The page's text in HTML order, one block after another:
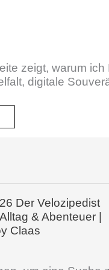
zeigt, warum
digitale
Der Velozipedist
& Abenteuer |
Claas